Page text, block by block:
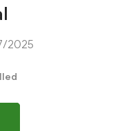
2025